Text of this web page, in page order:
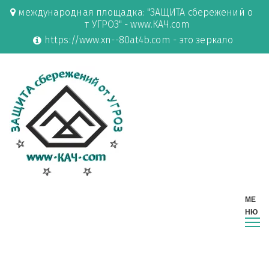
международная площадка: "ЗАЩИТА сбережений о
т УГРОЗ" - www.КАЧ.com
https://www.xn--80at4b.com - это зеркало